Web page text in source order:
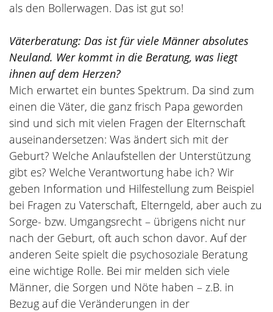
als den Bollerwagen. Das ist gut so!
Väterberatung: Das ist für viele Männer absolutes
Neuland. Wer kommt in die Beratung, was liegt
ihnen auf dem Herzen?
Mich erwartet ein buntes Spektrum. Da sind zum
einen die Väter, die ganz frisch Papa geworden
sind und sich mit vielen Fragen der Elternschaft
auseinandersetzen: Was ändert sich mit der
Geburt? Welche Anlaufstellen der Unterstützung
gibt es? Welche Verantwortung habe ich? Wir
geben Information und Hilfestellung zum Beispiel
bei Fragen zu Vaterschaft, Elterngeld, aber auch zu
Sorge- bzw. Umgangsrecht – übrigens nicht nur
nach der Geburt, oft auch schon davor. Auf der
anderen Seite spielt die psychosoziale Beratung
eine wichtige Rolle. Bei mir melden sich viele
Männer, die Sorgen und Nöte haben – z.B. in
Bezug auf die Veränderungen in der